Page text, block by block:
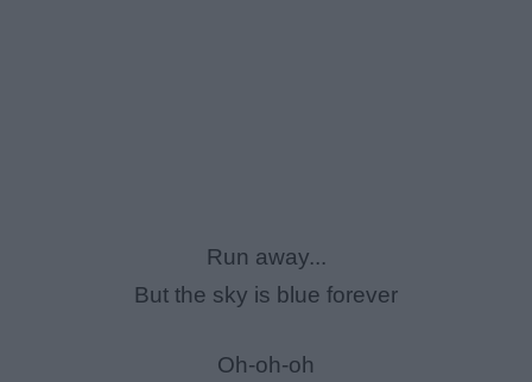
Run away...
But the sky is blue forever
Oh-oh-oh